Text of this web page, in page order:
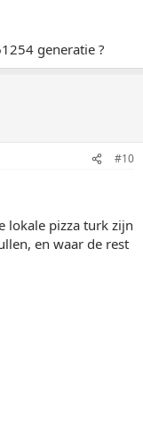
generatie ?
#10
lokale pizza turk zijn
en waar de rest